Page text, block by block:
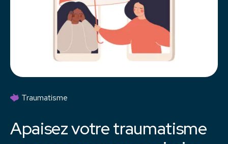
Traumatisme
Apaisez votre traumatisme